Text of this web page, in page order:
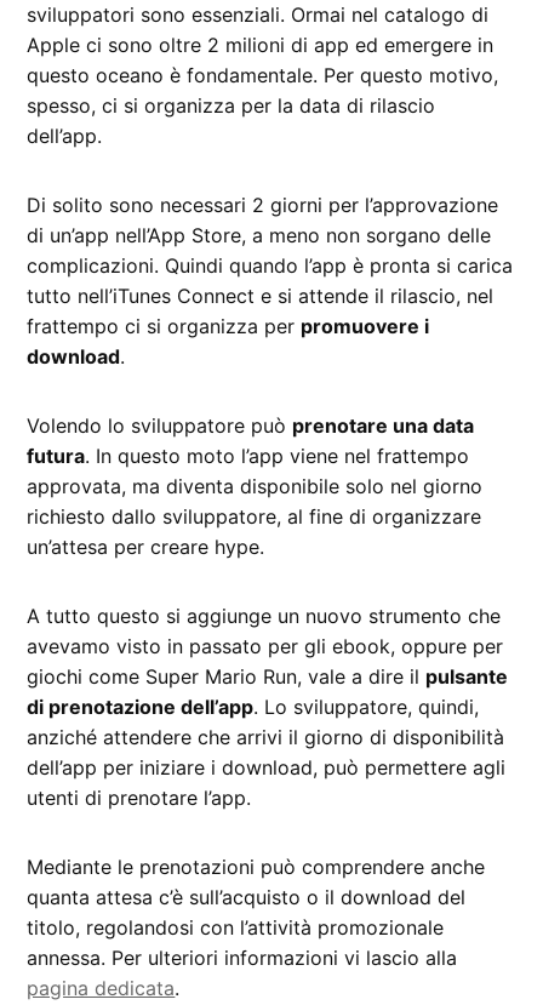
sviluppatori sono essenziali. Ormai nel catalogo di
Apple ci sono oltre 2 milioni di app ed emergere in
questo oceano è fondamentale. Per questo motivo,
spesso, ci si organizza per la data di rilascio
dell’app.
Di solito sono necessari 2 giorni per l’approvazione
di un’app nell’App Store, a meno non sorgano delle
complicazioni. Quindi quando l’app è pronta si carica
tutto nell’iTunes Connect e si attende il rilascio, nel
frattempo ci si organizza per promuovere i
download.
Volendo lo sviluppatore può prenotare una data
futura. In questo moto l’app viene nel frattempo
approvata, ma diventa disponibile solo nel giorno
richiesto dallo sviluppatore, al fine di organizzare
un’attesa per creare hype.
A tutto questo si aggiunge un nuovo strumento che
avevamo visto in passato per gli ebook, oppure per
giochi come Super Mario Run, vale a dire il pulsante
di prenotazione dell’app. Lo sviluppatore, quindi,
anziché attendere che arrivi il giorno di disponibilità
dell’app per iniziare i download, può permettere agli
utenti di prenotare l’app.
Mediante le prenotazioni può comprendere anche
quanta attesa c’è sull’acquisto o il download del
titolo, regolandosi con l’attività promozionale
annessa. Per ulteriori informazioni vi lascio alla
pagina dedicata.